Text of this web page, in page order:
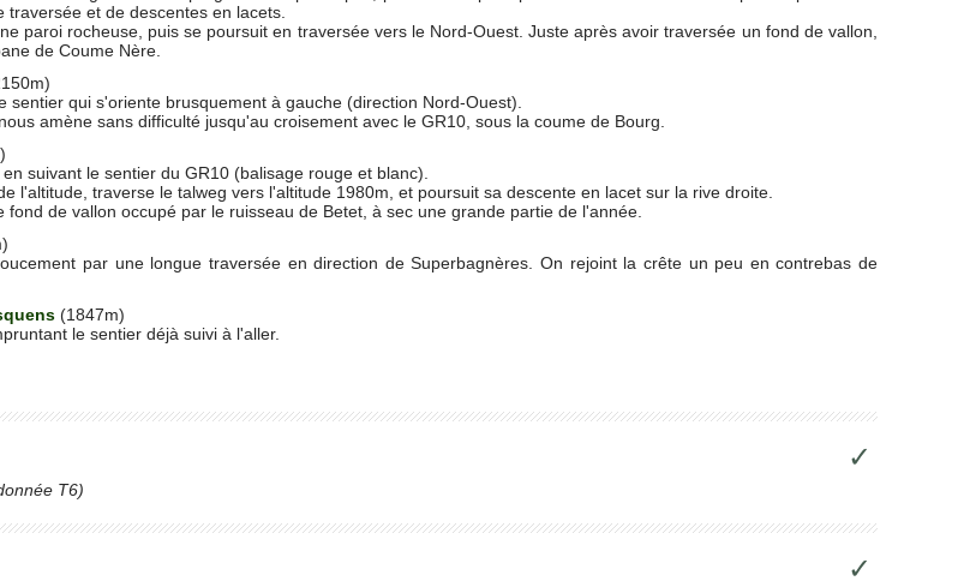
et de descentes en lacets.
paroi rocheuse, puis se poursuit en traversée vers le Nord-Ouest. Juste après avoir traversée un fond de vallon,
de Coume Nère.
sentier qui s'oriente brusquement à gauche (direction Nord-Ouest).
amène sans difficulté jusqu'au croisement avec le GR10, sous la coume de Bourg.
suivant le sentier du GR10 (balisage rouge et blanc).
l'altitude, traverse le talweg vers l'altitude 1980m, et poursuit sa descente en lacet sur la rive droite.
de vallon occupé par le ruisseau de Betet, à sec une grande partie de l'année.
par une longue traversée en direction de Superbagnères. On rejoint la crête un peu en contrebas de
(1847m)
le sentier déjà suivi à l'aller.
✓
T6)
✓